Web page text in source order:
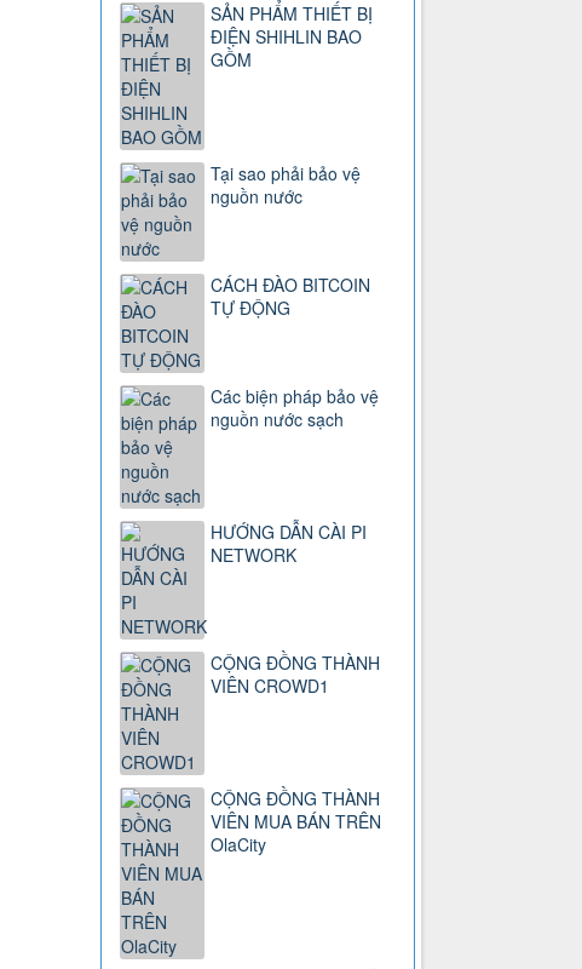
SẢN PHẨM THIẾT BỊ
ĐIỆN SHIHLIN BAO
GỒM
Tại sao phải bảo vệ
nguồn nước
CÁCH ĐÀO BITCOIN
TỰ ĐỘNG
Các biện pháp bảo vệ
nguồn nước sạch
HƯỚNG DẪN CÀI PI
NETWORK
CỘNG ĐỒNG THÀNH
VIÊN CROWD1
CỘNG ĐỒNG THÀNH
VIÊN MUA BÁN TRÊN
OlaCity